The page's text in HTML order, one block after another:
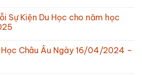
Sự Kiện Du Học cho năm học
Học Châu Âu Ngày 16/04/2024 –